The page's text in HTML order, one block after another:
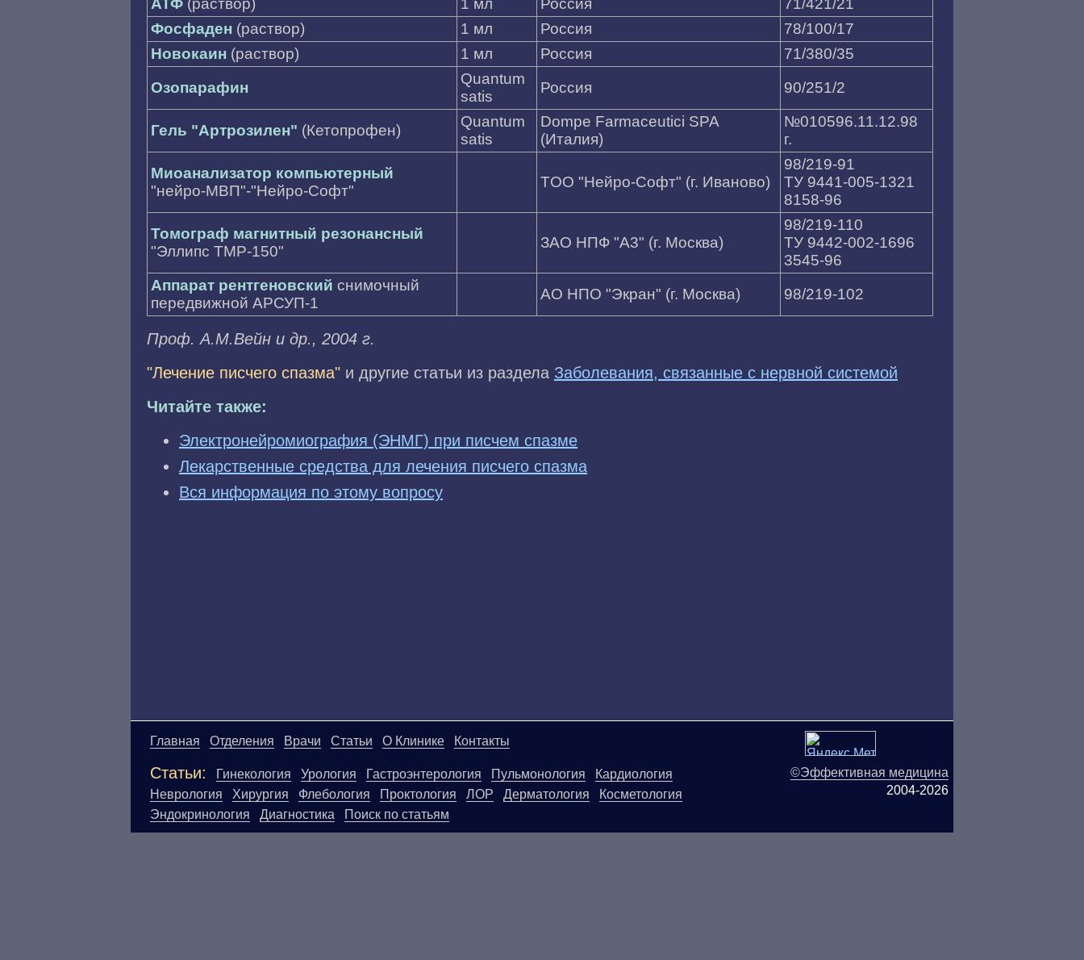
АТФ (раствор) 1 мл Россия
71/421/21
Фосфаден (раствор) 1 мл Россия
78/100/17
Новокаин (раствор) 1 мл Россия
71/380/35
Озопарафин
Quantum
satis
Россия 90/251/2
Гель "Артрозилен" (Кетопрофен)
Quantum
satis
Dompe Farmaceutici SPA
(Италия)
№010596.11.12.98
г.
Миоанализатор компьютерный
"нейро-МВП"-"Нейро-Софт"
TOO "Нейро-Софт" (г. Иваново)
98/219-91
ТУ 9441-005-1321
8158-96
Томограф магнитный резонансный
"Эллипс ТМР-150"
ЗАО НПФ "A3" (г. Москва)
98/219-110
ТУ 9442-002-1696
3545-96
Аппарат рентгеновский снимочный
передвижной АРСУП-1
АО НПО "Экран" (г. Москва) 98/219-102
Проф. A.M.Beйн и др., 2004 г.
"Лечение писчего спазма" и другие статьи из раздела Заболевания, связанные с нервной системой
Читайте также:
Электронейромиография (ЭНМГ) при писчем спазме
Лекарственные средства для лечения писчего спазма
Вся информация по этому вопросу
Главная Отделения Врачи Статьи О Клинике Контакты
Статьи: Гинекология Урология Гастроэнтерология Пульмонология
Кардиология
Неврология
Хирургия Флебология Проктология ЛОР Дерматология
Косметология
Эндокринология
Диагностика Поиск по статьям
©Эффективная медицина
2004-2026